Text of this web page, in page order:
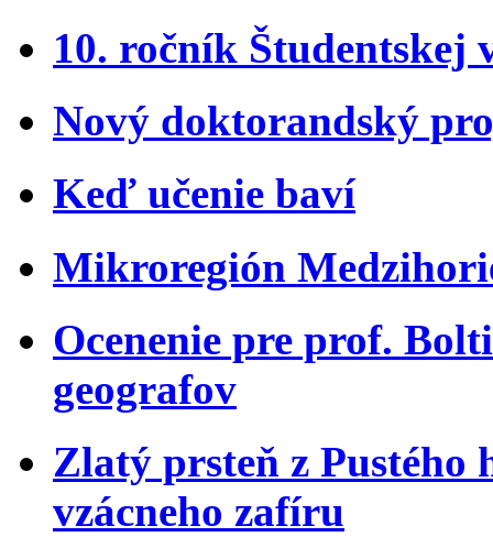
10. ročník Študentskej
Nový doktorandský
Keď učenie baví
Mikroregión
Ocenenie pre prof.
geografov
Zlatý prsteň z Pustého
vzácneho zafíru